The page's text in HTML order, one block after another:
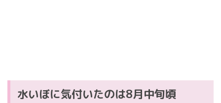
水いぼに気付いたのは8月中旬頃